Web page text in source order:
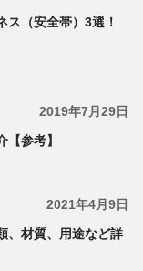
ス（安全帯）3選！
2019年7月29日
【参考】
2021年4月9日
、材質、用途など詳